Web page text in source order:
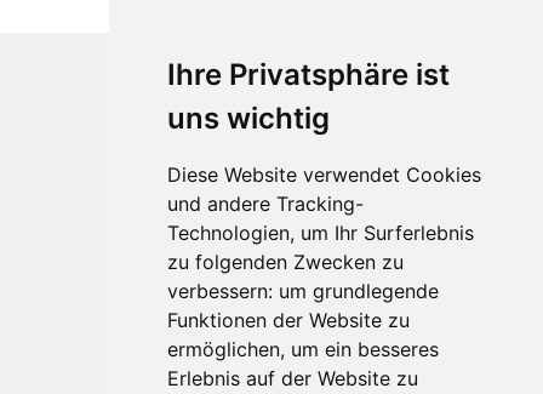
Ihre Privatsphäre ist
uns wichtig
Diese Website verwendet Cookies
und andere Tracking-
Technologien, um Ihr Surferlebnis
zu folgenden Zwecken zu
verbessern: um grundlegende
Funktionen der Website zu
ermöglichen, um ein besseres
Erlebnis auf der Website zu
Für Makler:innen
Über Uns
Vorteile
Kontakt